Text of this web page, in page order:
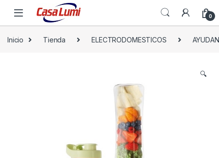
0
Inicio Tienda ELECTRODOMESTICOS
🔍